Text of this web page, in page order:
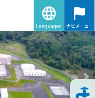
Languages ナビメニュー